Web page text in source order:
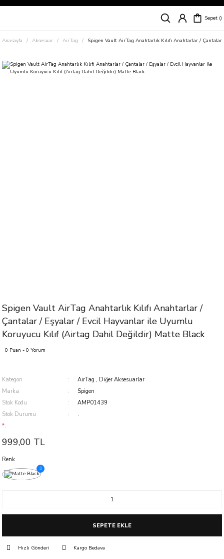
Siparişleriniz
Süper İndirimli Fiyatlar
Sepet
Anasayfa Aksesuar AirTag Spigen Vault AirTag Anahtarlık Kılıfı Anahtarlar /
Spigen Vault AirTag Anahtarlık Kılıfı Anahtarlar /
Çantalar / Eşyalar / Evcil Hayvanlar ile Uyumlu
Koruyucu Kılıf (Airtag Dahil Değildir) Matte Black
0 Puan - 0 Yorum
Kategori AirTag , Diğer Aksesuarlar
Marka
Spigen
Stok Kodu
AMP01439
Stok Durumu
.
*.
999,00 TL
Renk
SEPETE EKLE
Hızlı Gönderi Kargo Bedava